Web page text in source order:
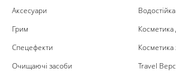
Аксесуари
Грим
Спецефекти
Очищаючі засоби
Косметика
Travel